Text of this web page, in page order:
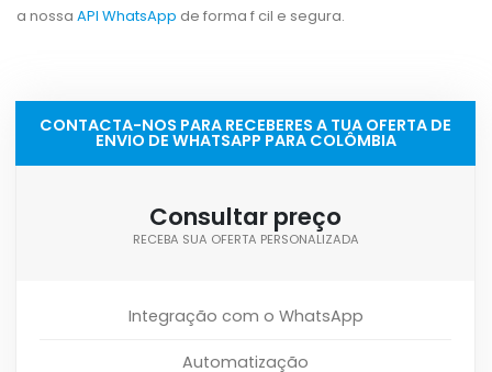
a nossa API WhatsApp de forma f cil e segura.
CONTACTA-NOS PARA RECEBERES A TUA OFERTA DE
ENVIO DE WHATSAPP PARA COLÔMBIA
Consultar preço
RECEBA SUA OFERTA PERSONALIZADA
Integração com o WhatsApp
Automatização